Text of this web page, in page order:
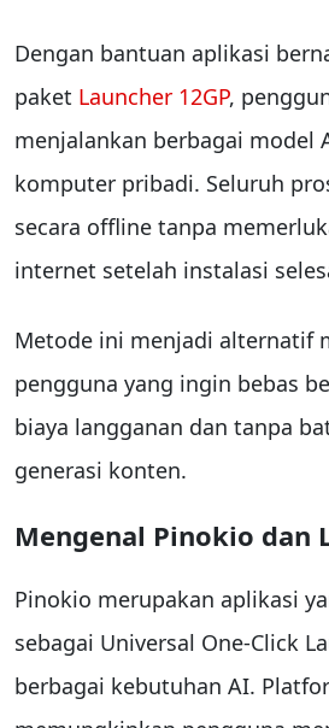
Dengan bantuan aplikasi
paket Launcher 12GP,
menjalankan berbagai model
komputer pribadi. Seluruh
secara offline tanpa
internet setelah instalasi
Metode ini menjadi alternatif
pengguna yang ingin bebas
biaya langganan dan tanpa
generasi konten.
Mengenal Pinokio dan
Pinokio merupakan aplikasi
sebagai Universal One-Click
berbagai kebutuhan AI.